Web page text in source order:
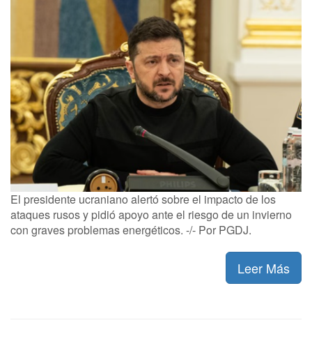
El presidente ucraniano alertó sobre el impacto de los
ataques rusos y pidió apoyo ante el riesgo de un invierno
con graves problemas energéticos. -/- Por PGDJ.
Leer Más